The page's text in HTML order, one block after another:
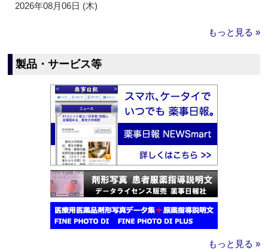
2026年08月06日 (木)
もっと見る »
製品・サービス等
もっと見る »